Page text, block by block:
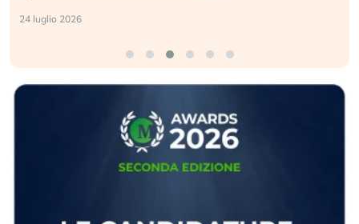
24 luglio 2026